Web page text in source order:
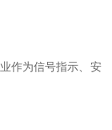
作为信号指示、安